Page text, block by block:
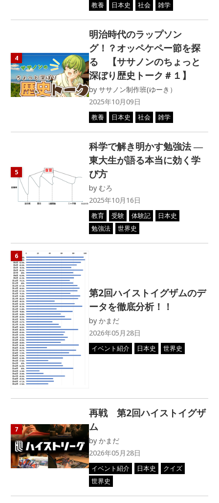
教養 日本史 社会 雑学
4
明治時代のラップソン
グ！？オッペケペー節を探
る 【ササノンのちょっと
深ぼり歴史トーク＃１】
byササノン制作班(ゆーき）
2025年10月09日
教養 日本史 社会 雑学
5
科学で解き明かす勉強法 ―
東大生が語る本当に効く学
び方
byむろ
2025年10月16日
教育 受験 体験記
日本史
勉強法
世界史
6
第2回ハイストイグザムのデ
ータを徹底分析！！
byかまだ
2026年05月28日
イベント紹介 日本史 世界史
7
再戦 第2回ハイストイグザ
ム
byかまだ
2026年05月28日
イベント紹介 日本史
クイズ
世界史